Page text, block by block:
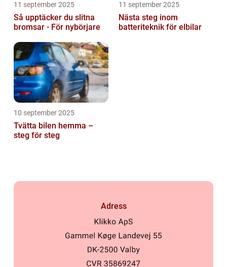
11 september 2025
Så upptäcker du slitna
bromsar - För nybörjare
11 september 2025
Nästa steg inom
batteriteknik för elbilar
10 september 2025
Tvätta bilen hemma –
steg för steg
Adress